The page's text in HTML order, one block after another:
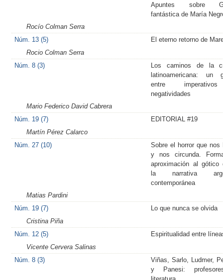
Apuntes sobre
fantástica de María
Rocío Colman Serra
Núm. 13 (5)
El eterno retorno de
Rocio Colman Serra
Núm. 8 (3)
Los caminos de la
latinoamericana: un
entre
negatividades
Mario Federico David Cabrera
Núm. 19 (7)
EDITORIAL #19
Martín Pérez Calarco
Núm. 27 (10)
Sobre el horror que nos
y nos circunda.
aproximación al gótico
la narrativa
contemporánea
Matias Pardini
Núm. 19 (7)
Lo que nunca se olvida
Cristina Piña
Núm. 12 (5)
Espiritualidad entre
Vicente Cervera Salinas
Núm. 8 (3)
Viñas, Sarlo, Ludmer,
y Panesi: